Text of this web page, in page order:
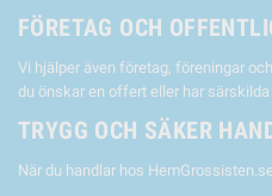
FÖRETAG OCH
Vi hjälper även företag, föreningar
du önskar en offert eller har
TRYGG OCH SÄKER
När du handlar hos